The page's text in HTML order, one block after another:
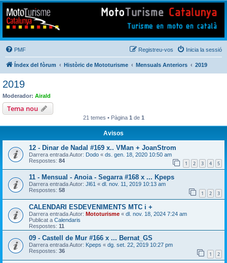
Mototurisme
Turisme en moto en català
PMF Inicia la sessió
Registreu-vos
Índex del fòrum Històric de Mototurisme Mensuals Anteriors 2019
2019
Moderador: Airald
Tema nou
21 temes • Pàgina 1 de 1
Avisos
12 - Dinar de Nadal #169 x.. VMan + JoanStrom
Darrera entrada Autor: Dodo « ds. gen. 18, 2020 10:50 am
Respostes: 84 1 2 3 4 5
11 - Mensual - Anoia - Segarra #168 x ... Kpeps
Darrera entrada Autor: Jl61 « dl. nov. 11, 2019 10:13 am
Respostes: 58 1 2 3
CALENDARI ESDEVENIMENTS MTC i +
Darrera entrada Autor: Mototurisme « dl. nov. 18, 2024 7:24 am
Publicat a Calendaris
Respostes: 11
09 - Castell de Mur #166 x ... Bernat_GS
Darrera entrada Autor: Kpeps « dg. set. 22, 2019 10:27 pm
Respostes: 36 1 2